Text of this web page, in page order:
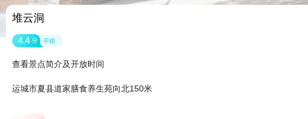
堆云洞
4.4 分 不错
查看景点简介及开放时间
运城市夏县道家膳食养生苑向北150米